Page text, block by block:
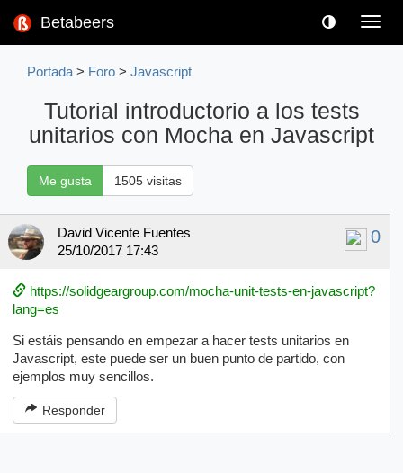
Betabeers
Portada > Foro > Javascript
Tutorial introductorio a los tests
unitarios con Mocha en Javascript
Me gusta 1505 visitas
0
David Vicente Fuentes
25/10/2017 17:43
https://solidgeargroup.com/mocha-unit-tests-en-javascript?
lang=es
Si estáis pensando en empezar a hacer tests unitarios en
Javascript, este puede ser un buen punto de partido, con
ejemplos muy sencillos.
Responder